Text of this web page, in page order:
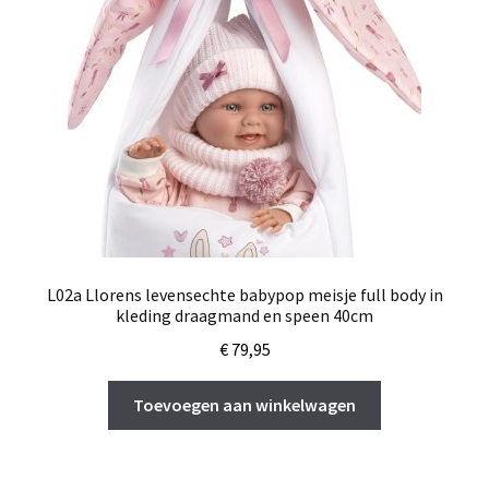
L02a Llorens levensechte babypop meisje full body in
kleding draagmand en speen 40cm
€79,95
Toevoegen aan winkelwagen